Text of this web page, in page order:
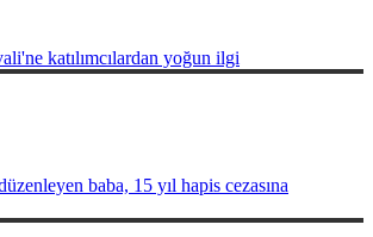
katılımcılardan yoğun ilgi
baba, 15 yıl hapis cezasına